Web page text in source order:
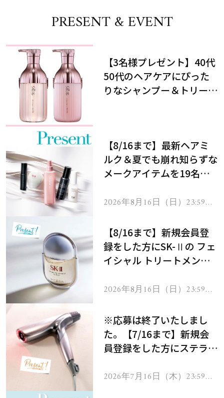
PRESENT & EVENT
【3名様プレゼント】40代
50代のヘアケアにぴった
りなシャンプー＆トリート
【8/16まで】最新ヘアミ
ルク＆夏でも崩れ知らずな
メークアイテムを19名様
2026年8月16日（日）23:59ま
【8/16まで】新規会員登
録をした方にSK-Ⅱの フェ
イシャル トリートメント
2026年8月16日（日）23:59ま
※応募は終了いたしまし
た。【7/16まで】新規会
員登録をした方にステラボ
ヘアドライヤー ジュエル
2026年7月16日（木）23:59ま